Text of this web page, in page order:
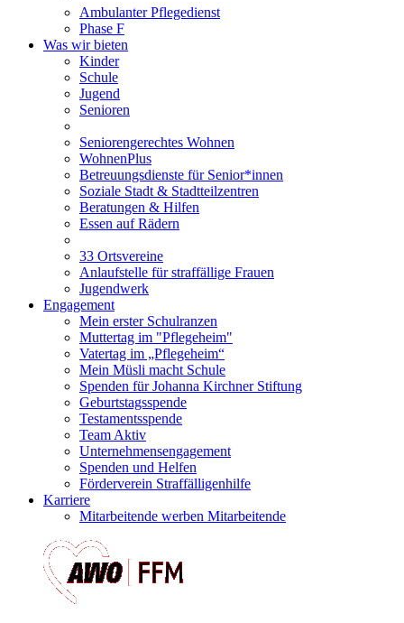
Ambulanter Pflegedienst
Phase F
Was wir bieten
Kinder
Schule
Jugend
Senioren
Seniorengerechtes Wohnen
WohnenPlus
Betreuungsdienste für Senior*innen
Soziale Stadt & Stadtteilzentren
Beratungen & Hilfen
Essen auf Rädern
33 Ortsvereine
Anlaufstelle für straffällige Frauen
Jugendwerk
Engagement
Mein erster Schulranzen
Muttertag im "Pflegeheim"
Vatertag im „Pflegeheim“
Mein Müsli macht Schule
Spenden für Johanna Kirchner Stiftung
Geburtstagsspende
Testamentsspende
Team Aktiv
Unternehmensengagement
Spenden und Helfen
Förderverein Straffälligenhilfe
Karriere
Mitarbeitende werben Mitarbeitende